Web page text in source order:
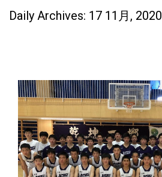
Daily Archives: 17 11月, 2020